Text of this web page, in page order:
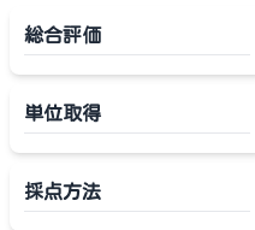
総合評価
単位取得
採点方法